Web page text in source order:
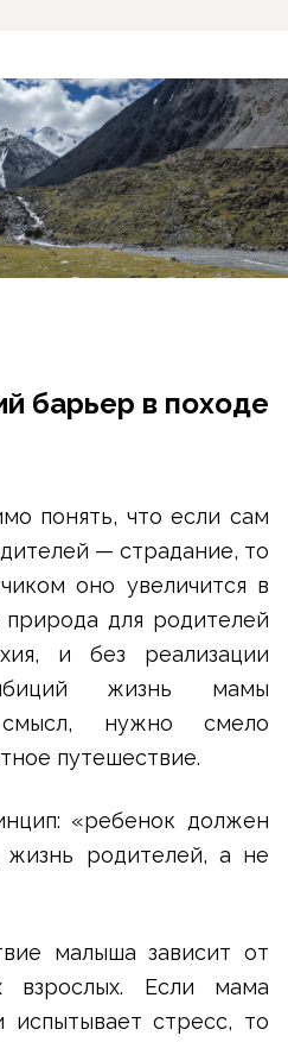
барьер в походе
понять, что если сам
— страдание, то
оно увеличится в
для родителей
и без реализации
жизнь мамы
нужно смело
путешествие.
«ребенок должен
жизнь родителей, а не
малыша зависит от
взрослых. Если мама
стресс, то